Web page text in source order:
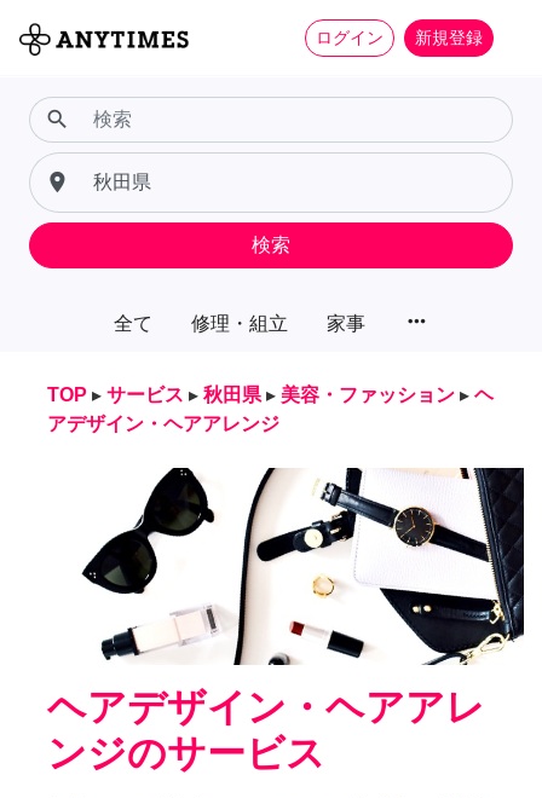
ログイン 新規登録
全て 修理・組立 家事 more_horiz
search
place
検索
TOP ▸ サービス ▸ 秋田県 ▸ 美容・ファッション ▸ ヘ
アデザイン・ヘアアレンジ
ヘアデザイン・ヘアアレ
ンジのサービス